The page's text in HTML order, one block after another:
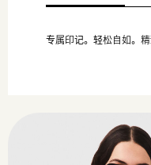
专属印记。轻松自如。精